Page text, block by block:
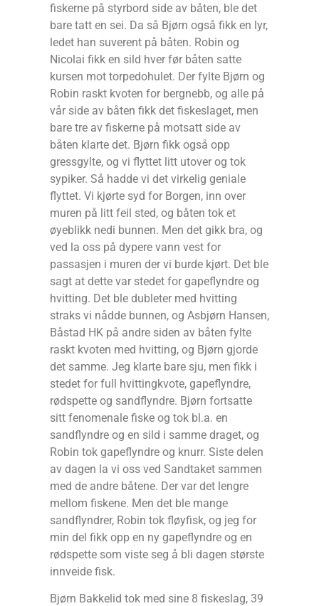
fiskerne på styrbord side av båten, ble det
bare tatt en sei. Da så Bjørn også fikk en lyr,
ledet han suverent på båten. Robin og
Nicolai fikk en sild hver før båten satte
kursen mot torpedohulet. Der fylte Bjørn og
Robin raskt kvoten for bergnebb, og alle på
vår side av båten fikk det fiskeslaget, men
bare tre av fiskerne på motsatt side av
båten klarte det. Bjørn fikk også opp
gressgylte, og vi flyttet litt utover og tok
sypiker. Så hadde vi det virkelig geniale
flyttet. Vi kjørte syd for Borgen, inn over
muren på litt feil sted, og båten tok et
øyeblikk nedi bunnen. Men det gikk bra, og
ved la oss på dypere vann vest for
passasjen i muren der vi burde kjørt. Det ble
sagt at dette var stedet for gapeflyndre og
hvitting. Det ble dubleter med hvitting
straks vi nådde bunnen, og Asbjørn Hansen,
Båstad HK på andre siden av båten fylte
raskt kvoten med hvitting, og Bjørn gjorde
det samme. Jeg klarte bare sju, men fikk i
stedet for full hvittingkvote, gapeflyndre,
rødspette og sandflyndre. Bjørn fortsatte
sitt fenomenale fiske og tok bl.a. en
sandflyndre og en sild i samme draget, og
Robin tok gapeflyndre og knurr. Siste delen
av dagen la vi oss ved Sandtaket sammen
med de andre båtene. Der var det lengre
mellom fiskene. Men det ble mange
sandflyndrer, Robin tok fløyfisk, og jeg for
min del fikk opp en ny gapeflyndre og en
rødspette som viste seg å bli dagen største
innveide fisk.
Bjørn Bakkelid tok med sine 8 fiskeslag, 39